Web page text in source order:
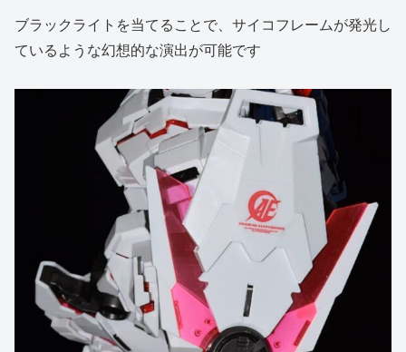
ブラックライトを当てることで、サイコフレームが発光し
ているような幻想的な演出が可能です